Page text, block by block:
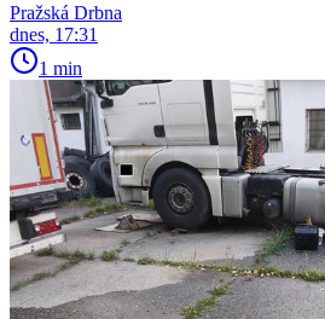
Pražská Drbna
dnes, 17:31
1 min